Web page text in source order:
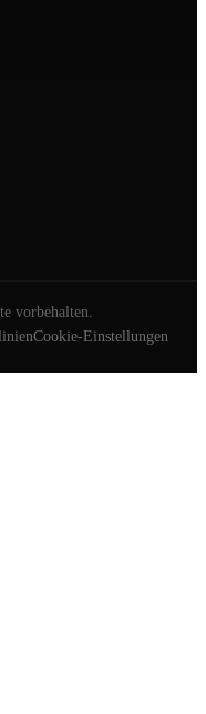
vorbehalten.
Cookie-Einstellungen